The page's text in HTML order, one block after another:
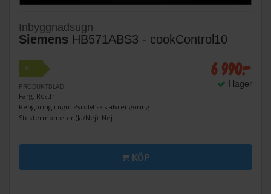
Inbyggnadsugn
Siemens HB571ABS3 - cookControl10
A+
PRODUKTBLAD
Färg: Rostfri
Rengöring i ugn: Pyrolytisk självrengöring
Stektermometer (Ja/Nej): Nej
6 990:-
I lager
KÖP